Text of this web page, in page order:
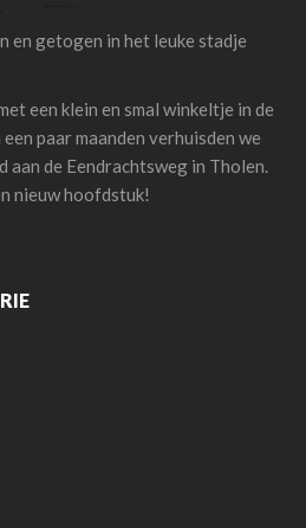
en getogen in het leuke stadje
een klein en smal winkeltje in de
paar maanden verhuisden we
aan de Eendrachtsweg in Tholen.
nieuw hoofdstuk!